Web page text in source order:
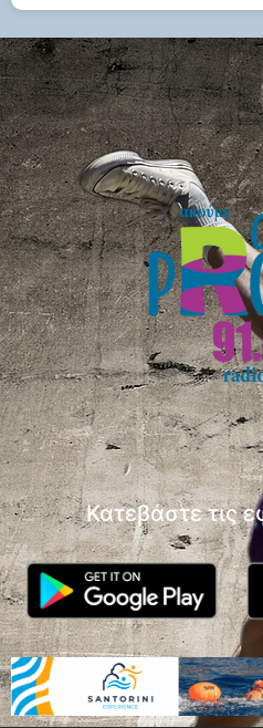
Κατεβάστε τις